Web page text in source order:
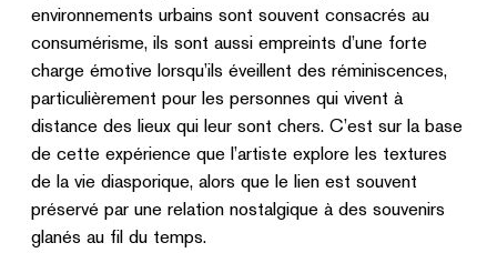
environnements urbains sont souvent consacrés au
consumérisme, ils sont aussi empreints d’une forte
charge émotive lorsqu’ils éveillent des réminiscences,
particulièrement pour les personnes qui vivent à
distance des lieux qui leur sont chers. C’est sur la base
de cette expérience que l’artiste explore les textures
de la vie diasporique, alors que le lien est souvent
préservé par une relation nostalgique à des souvenirs
glanés au fil du temps.